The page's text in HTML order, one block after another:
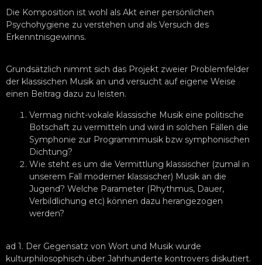
Die Komposition ist wohl als Akt einer persönlichen
Psychohygiene zu verstehen und als Versuch des
Erkenntnisgewinns.
Grundsätzlich nimmt sich das Projekt zweier Problemfelder
der klassischen Musik an und versucht auf eigene Weise
einen Beitrag dazu zu leisten.
Vermag nicht-vokale klassische Musik eine politische
Botschaft zu vermitteln und wird in solchen Fällen die
Symphonie zur Programmmusik bzw symphonischen
Dichtung?
Wie steht es um die Vermittlung klassischer (zumal in
unserem Fall moderner klassischer) Musik an die
Jugend? Welche Parameter (Rhythmus, Dauer,
Verbildlichung etc) können dazu herangezogen
werden?
ad 1. Der Gegensatz von Wort und Musik wurde
kulturphilosophisch über Jahrhunderte kontrovers diskutiert.